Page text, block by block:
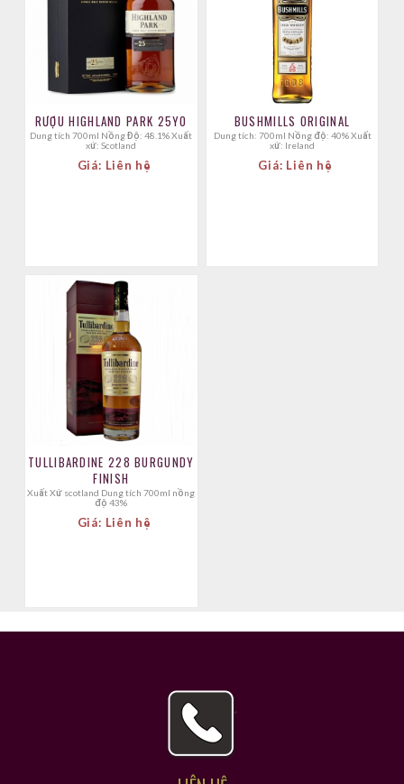
RƯỢU HIGHLAND PARK 25YO
Dung tích 700ml Nồng Độ: 48.1% Xuất
xứ: Scotland
Giá: Liên hệ
BUSHMILLS ORIGINAL
Dung tích: 700ml Nồng độ: 40% Xuất
xứ: Ireland
Giá: Liên hệ
TULLIBARDINE 228 BURGUNDY
FINISH
Xuất Xứ scotland Dung tích 700ml nồng
độ 43%
Giá: Liên hệ